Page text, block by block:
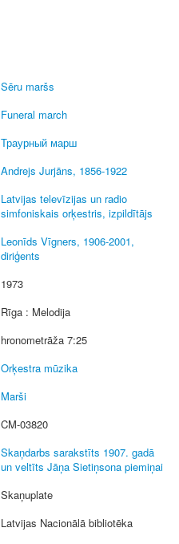
Sēru maršs
Funeral march
Траурный марш
Andrejs Jurjāns, 1856-1922
Latvijas televīzijas un radio
simfoniskais orķestris, izpildītājs
Leonīds Vīgners, 1906-2001,
diriģents
1973
Rīga : Melodija
hronometrāža 7:25
Orķestra mūzika
Marši
CM-03820
Skaņdarbs sarakstīts 1907. gadā
un veltīts Jāņa Sietiņsona piemiņai
Skaņuplate
Latvijas Nacionālā bibliotēka